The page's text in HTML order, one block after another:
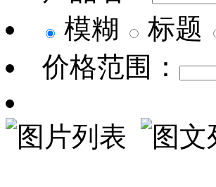
模糊
标题
价格范围：